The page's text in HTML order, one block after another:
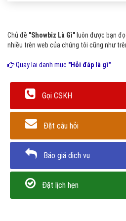
Chủ đề "Showbiz Là Gì" luôn được bạn
nhiều trên web của chúng tôi cũng như
Quay lại danh mục "Hỏi đáp là gì"
Gọi CSKH
Đặt câu hỏi
Báo giá dịch vụ
Đặt lịch hẹn